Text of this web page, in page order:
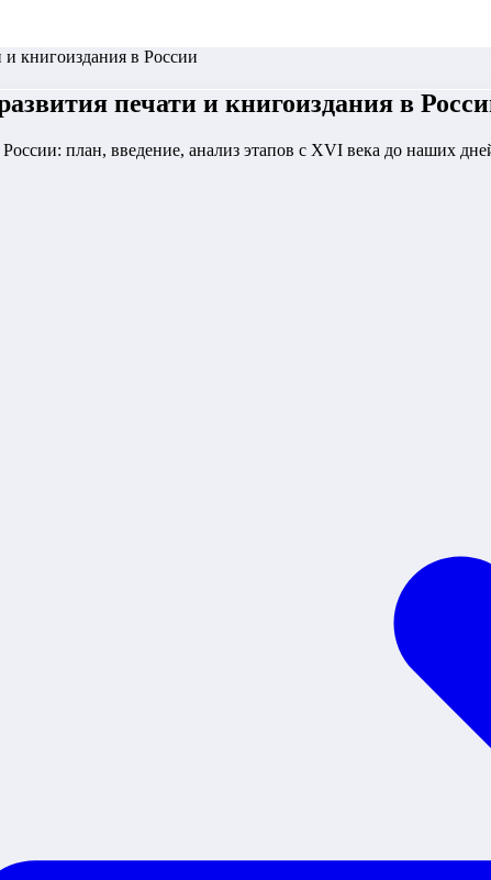
и книгоиздания в России
печати и книгоиздания в
план, введение, анализ этапов с XVI века до наших